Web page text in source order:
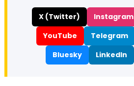
X (Twitter) Instagram
YouTube
Telegram
Bluesky
LinkedIn